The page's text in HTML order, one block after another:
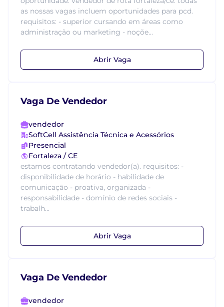
as nossas vagas incluem oportunidades para pcd.
requisitos: - superior cursando em áreas como
administração ou marketing - noçõe...
Abrir Vaga
Vaga De Vendedor
vendedor
SoftCell Assistência Técnica e Acessórios
Presencial
Fortaleza / CE
estamos contratando vendedor(a). requisitos: -
disponibilidade de horário - habilidade de
comunicação - proativa, organizada -
responsabilidade - domínio de redes sociais -
trabalh...
Abrir Vaga
Vaga De Vendedor
vendedor